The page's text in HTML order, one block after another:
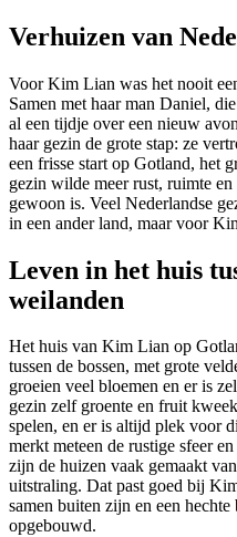
Verhuizen van
Voor Kim Lian was het nooit
Samen met haar man Daniel,
al een tijdje over een nieuw
haar gezin de grote stap: ze
een frisse start op Gotland, het
gezin wilde meer rust, ruimte
gewoon is. Veel Nederlandse
in een ander land, maar voor
Leven in het huis
weilanden
Het huis van Kim Lian op
tussen de bossen, met grote
groeien veel bloemen en er is
gezin zelf groente en fruit
spelen, en er is altijd plek voor
merkt meteen de rustige sfeer
zijn de huizen vaak gemaakt
uitstraling. Dat past goed bij
samen buiten zijn en een
opgebouwd.